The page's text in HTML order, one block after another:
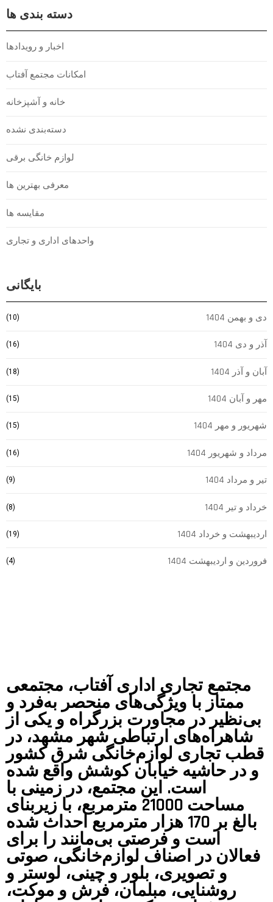
دسته بندی ها
اخبار و رویدادها
امکانات مجتمع آفتاب
خانه و آشپزخانه
دسته‌بندی نشده
لوازم خانگی برقی
معرفی بهترین ها
مقایسه ها
واحدهای اداری و تجاری
بایگانی
دی و بهمن 1404 (10)
آذر و دی 1404 (16)
آبان و آذر 1404 (18)
مهر و آبان 1404 (15)
شهریور و مهر 1404 (15)
مرداد و شهریور 1404 (16)
تیر و مرداد 1404 (9)
خرداد و تیر 1404 (8)
اردیبهشت و خرداد 1404 (19)
فروردین و اردیبهشت 1404 (4)
مجتمع تجاری اداری آفتاب، مجتمعی
ممتاز با ویژگی‌های منحصر به‌فرد و
بی‌نظیر در مجاورت بزرگراه و یکی از
شاهراه‌های ارتباطی شهر مشهد، در
قطب تجاری لوازم‌خانگی شرق کشور
و در حاشیه خیابان کوشش واقع شده
است. این مجتمع، در زمینی با
مساحت 21000 مترمربع، با زیربنای
بالغ بر 1‌7‌0 هزار متر‌مربع احداث شده
است و فرصتی بی‌مانند را برای
فعالان در اصناف لوازم‌خانگی، صوتی
و تصویری، بلور و چینی، لوستر و
روشنایی، مبلمان، فرش و موکت،